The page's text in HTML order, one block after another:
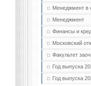
Менеджмент в
Менеджмент
Финансы и
Московский
Факультет
Год выпуска
Год выпуска